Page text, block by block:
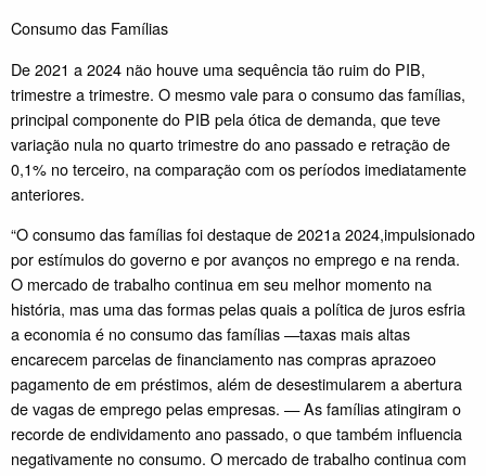
Consumo das Famílias
De 2021 a 2024 não houve uma sequência tão ruim do PIB,
trimestre a trimestre. O mesmo vale para o consumo das famílias,
principal componente do PIB pela ótica de demanda, que teve
variação nula no quarto trimestre do ano passado e retração de
0,1% no terceiro, na comparação com os períodos imediatamente
anteriores.
“O consumo das famílias foi destaque de 2021a 2024,impulsionado
por estímulos do governo e por avanços no emprego e na renda.
O mercado de trabalho continua em seu melhor momento na
história, mas uma das formas pelas quais a política de juros esfria
a economia é no consumo das famílias —taxas mais altas
encarecem parcelas de financiamento nas compras aprazoeo
pagamento de em préstimos, além de desestimularem a abertura
de vagas de emprego pelas empresas. — As famílias atingiram o
recorde de endividamento ano passado, o que também influencia
negativamente no consumo. O mercado de trabalho continua com